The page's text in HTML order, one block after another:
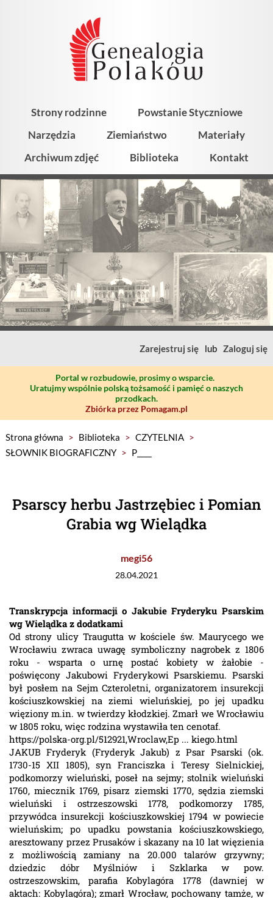
Strony rodzinne
Powstanie Styczniowe
Narzędzia
Ziemiaństwo
Materiały
Archiwum zdjęć
Biblioteka Kontakt
Zarejestruj się lub Zaloguj się
Portal w rozbudowie, prosimy o wsparcie.
Uratujmy wspólnie polską tożsamość i pamięć o naszych
przodkach.
Zbiórka przez Pomagam.pl
Strona główna > Biblioteka > CZYTELNIA >
SŁOWNIK BIOGRAFICZNY > P____
Psarscy herbu Jastrzębiec i Pomian
Grabia wg Wielądka
megi56
28.04.2021
Transkrypcja informacji o Jakubie Fryderyku Psarskim
wg Wielądka z dodatkami
Od strony ulicy Traugutta w kościele św. Maurycego we
Wrocławiu zwraca uwagę symboliczny nagrobek z 1806
roku - wsparta o urnę postać kobiety w żałobie -
poświęcony Jakubowi Fryderykowi Psarskiemu. Psarski
był posłem na Sejm Czteroletni, organizatorem insurekcji
kościuszkowskiej na ziemi wieluńskiej, po jej upadku
więziony m.in. w twierdzy kłodzkiej. Zmarł we Wrocławiu
w 1805 roku, więc rodzina wystawiła ten cenotaf.
https://polska-org.pl/512921,Wroclaw,Ep ... kiego.html
JAKUB Fryderyk (Fryderyk Jakub) z Psar Psarski (ok.
1730-15 XII 1805), syn Franciszka i Teresy Sielnickiej,
podkomorzy wieluński, poseł na sejmy; stolnik wieluński
1760, miecznik 1769, pisarz ziemski 1770, sędzia ziemski
wieluński i ostrzeszowski 1778, podkomorzy 1785,
przywódca insurekcji kościuszkowskiej 1794 w powiecie
wieluńskim; po upadku powstania kościuszkowskiego,
aresztowany przez Prusaków i skazany na 10 lat więzienia
z możliwością zamiany na 20.000 talarów grzywny;
dziedzic dóbr Myślniów i Szklarka w pow.
ostrzeszowskim, parafia Kobylagóra 1778 (dawniej w
aktach: Kobylagóra); zmarł Wrocław, pochowany tamże, w